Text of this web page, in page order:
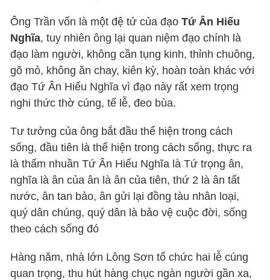
Ông Trần vốn là một đệ tử của đạoTứ Ân Hiếu
Nghĩa, tuy nhiên ông lại quan niệm đạo chính là
đạo làm người, không cần tụng kinh, thỉnh chuông,
gõ mỏ, không ăn chay, kiên kỳ, hoàn toàn khác với
đạo Tứ Ân Hiếu Nghĩa vì đạo này rất xem trọng
nghi thức thờ cúng, tế lễ, đeo bùa.
Tư tưởng của ông bắt đầu thể hiện trong cách
sống, đầu tiên là thể hiện trong cách sống, thực ra
là thấm nhuần Tứ Ân Hiếu Nghĩa là Tứ trọng ân,
nghĩa là ân của ân là ân của tiên, thứ 2 là ân tất
nước, ân tan bảo, ân gửi lại đồng tàu nhân loại,
quý dân chúng, quý dân là bảo vệ cuộc đời, sống
theo cách sống đó
Hàng năm, nhà lớn Lông Sơn tổ chức hai lễ cúng
quan trọng, thu hút hàng chục ngàn người gần xa,